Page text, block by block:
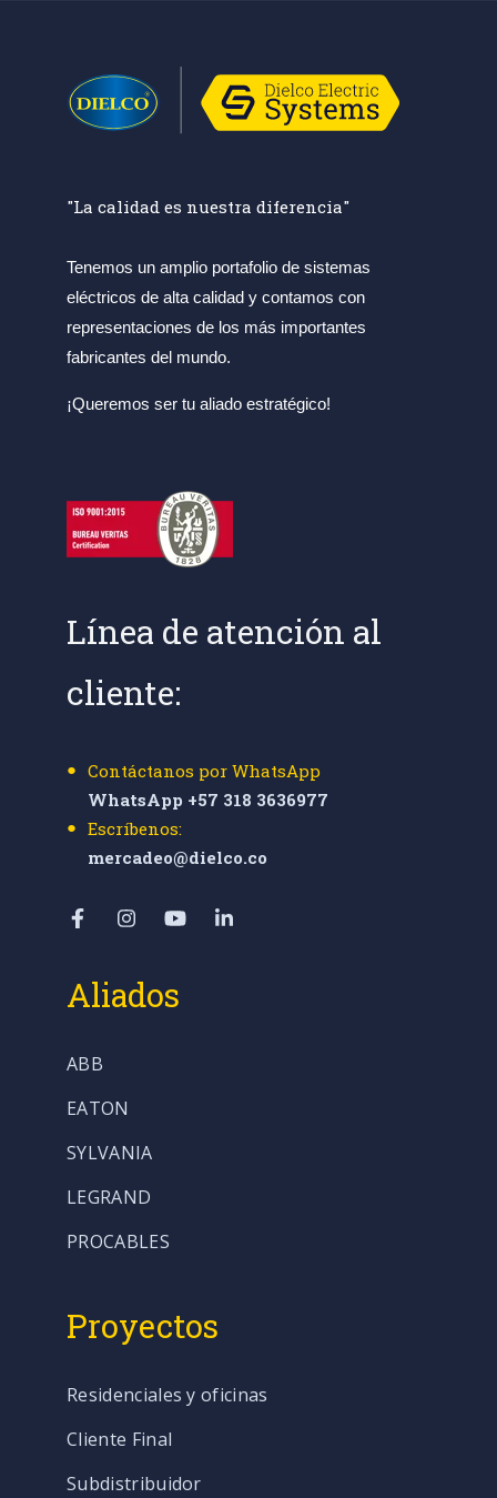
"La calidad es nuestra diferencia"
Tenemos un amplio portafolio de sistemas
eléctricos de alta calidad y contamos con
representaciones de los más importantes
fabricantes del mundo.
¡Queremos ser tu aliado estratégico!
Línea de atención al
cliente:
Contáctanos por WhatsApp
WhatsApp +57 318 3636977
Escríbenos:
mercadeo@dielco.co
Aliados
ABB
EATON
SYLVANIA
LEGRAND
PROCABLES
Proyectos
Residenciales y oficinas
Cliente Final
Subdistribuidor